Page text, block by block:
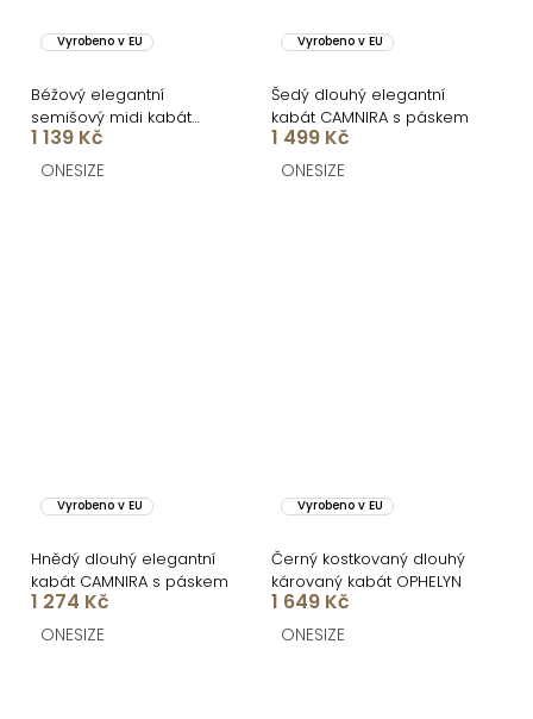
Vyrobeno v EU
Béžový elegantní
semišový midi kabát
AERISCA
1 139 Kč
ONESIZE
Vyrobeno v EU
Šedý dlouhý elegantní
kabát CAMNIRA s páskem
1 499 Kč
ONESIZE
Vyrobeno v EU
Hnědý dlouhý elegantní
kabát CAMNIRA s páskem
1 274 Kč
ONESIZE
Vyrobeno v EU
Černý kostkovaný dlouhý
károvaný kabát OPHELYN
1 649 Kč
ONESIZE